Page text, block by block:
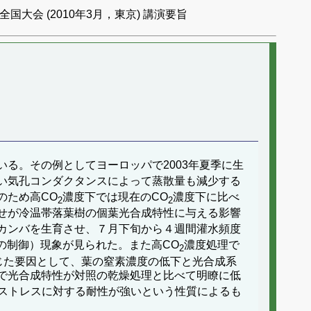
国大会 (2010年3月，東京) 講演要旨
。その例としてヨーロッパで2003年夏季に生
孔コンダクタンスによって蒸散量も減少する
ため高CO2濃度下では現在のCO2濃度下に比べ
が冷温帯落葉樹の個葉光合成特性に与える影響
ンバを生育させ、７月下旬から４週間灌水頻度
制御）現象が見られた。また高CO2濃度処理で
要因として、葉の窒素濃度の低下と光合成系
光合成特性が対照の乾燥処理と比べて明瞭に低
レスに対する耐性が強いという性質によるも